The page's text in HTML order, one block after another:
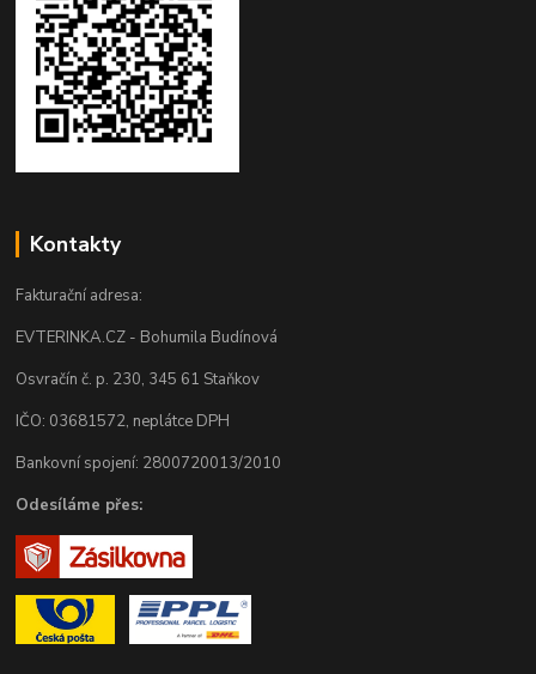
Kontakty
Fakturační adresa:
EVTERINKA.CZ - Bohumila Budínová
Osvračín č. p. 230, 345 61 Staňkov
IČO: 03681572, neplátce DPH
Bankovní spojení: 2800720013/2010
Odesíláme přes: